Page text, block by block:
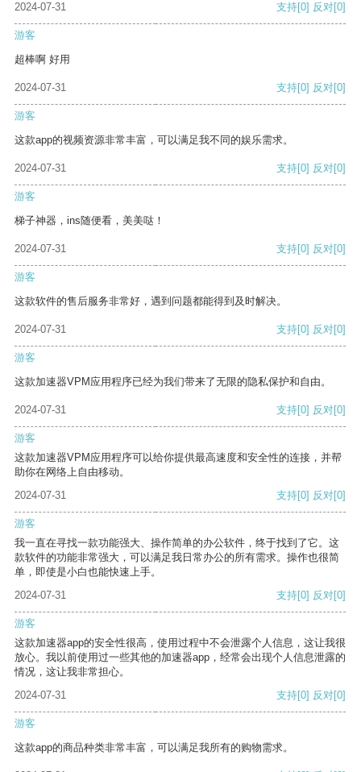
2024-07-31 支持[0] 反对[0]
游客
超棒啊 好用
2024-07-31 支持[0] 反对[0]
游客
这款app的视频资源非常丰富，可以满足我不同的娱乐需求。
2024-07-31 支持[0] 反对[0]
游客
梯子神器，ins随便看，美美哒！
2024-07-31 支持[0] 反对[0]
游客
这款软件的售后服务非常好，遇到问题都能得到及时解决。
2024-07-31 支持[0] 反对[0]
游客
这款加速器VPM应用程序已经为我们带来了无限的隐私保护和自由。
2024-07-31 支持[0] 反对[0]
游客
这款加速器VPM应用程序可以给你提供最高速度和安全性的连接，并帮
助你在网络上自由移动。
2024-07-31
支持[0] 反对[0]
游客
我一直在寻找一款功能强大、操作简单的办公软件，终于找到了它。这
款软件的功能非常强大，可以满足我日常办公的所有需求。操作也很简
单，即使是小白也能快速上手。
2024-07-31
支持[0] 反对[0]
游客
这款加速器app的安全性很高，使用过程中不会泄露个人信息，这让我很
放心。我以前使用过一些其他的加速器app，经常会出现个人信息泄露的
情况，这让我非常担心。
2024-07-31
支持[0] 反对[0]
游客
这款app的商品种类非常丰富，可以满足我所有的购物需求。